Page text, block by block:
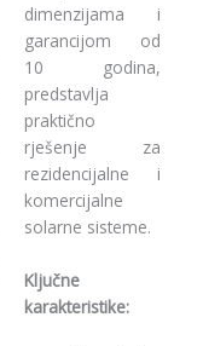
dimenzijama i
garancijom od
10 godina,
predstavlja
praktično
rješenje za
rezidencijalne i
komercijalne
solarne sisteme.
Ključne
karakteristike: